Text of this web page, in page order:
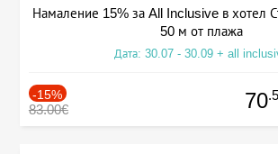
Намаление 15% за All Inclusive в хотел
50 м от плажа
Дата: 30.07 - 30.09 + all
-15%
83.00€ 70